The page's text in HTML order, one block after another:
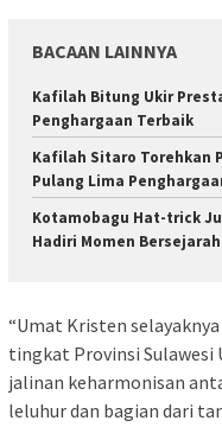
BACAAN LAINNYA
Kafilah Bitung Ukir
Penghargaan Terbaik
Kafilah Sitaro Torehkan
Pulang Lima
Kotamobagu Hat-trick
Hadiri Momen Bersejarah
“Umat Kristen
tingkat Provinsi Sulawesi
jalinan keharmonisan
leluhur dan bagian dari